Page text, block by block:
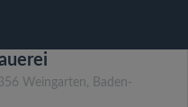
Weingarten, Baden-